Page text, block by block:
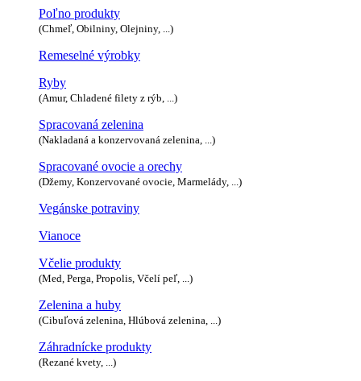
Poľno produkty
(Chmeľ, Obilniny, Olejniny, ...)
Remeselné výrobky
Ryby
(Amur, Chladené filety z rýb, ...)
Spracovaná zelenina
(Nakladaná a konzervovaná zelenina, ...)
Spracované ovocie a orechy
(Džemy, Konzervované ovocie, Marmelády, ...)
Vegánske potraviny
Vianoce
Včelie produkty
(Med, Perga, Propolis, Včelí peľ, ...)
Zelenina a huby
(Cibuľová zelenina, Hlúbová zelenina, ...)
Záhradnícke produkty
(Rezané kvety, ...)